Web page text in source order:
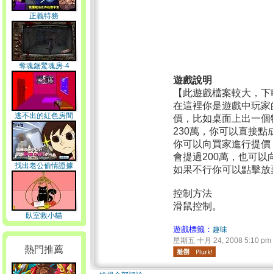
正義特務
奪魂鋸驚魂房-4
逃不出的紅色房間
找出老公偷情證據
臥室救小貓
熱門推薦
遊戲說明
【此遊戲檔案較大，
在這裡你是遊戲中玩
價，比如桌面上出一
230萬，你可以直接點
你可以向買家進行提
會提過200萬，也可以
如果不行你可以點擊
控制方法
滑鼠控制。
遊戲標籤： 趣味
星期五 十月 24, 2008 5:10 pm